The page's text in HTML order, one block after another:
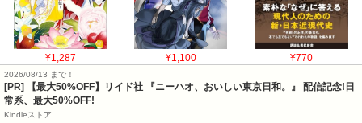
¥1,287 ¥1,100 ¥770
2026/08/13 まで！
[PR] 【最大50%OFF】リイド社 『ニーハオ、おいしい東京日和。』 配信記念!日
常系、最大50%OFF!
Kindleストア